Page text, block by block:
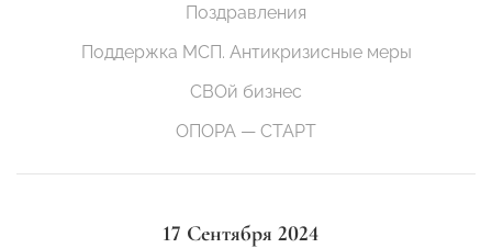
Поздравления
Поддержка МСП. Антикризисные меры
СВОй бизнес
ОПОРА — СТАРТ
17 Сентября 2024